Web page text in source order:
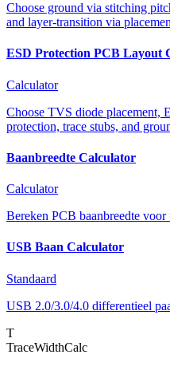
Choose ground via stitching
and layer-transition via
ESD Protection PCB Layout
Calculator
Choose TVS diode placement,
protection, trace stubs, and
Baanbreedte Calculator
Calculator
Bereken PCB baanbreedte
USB Baan Calculator
Standaard
USB 2.0/3.0/4.0 differentieel
T
TraceWidthCalc